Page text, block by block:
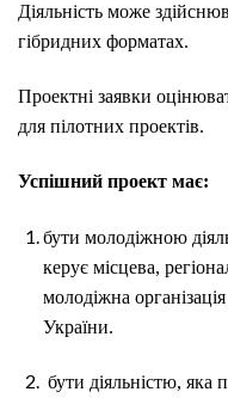
Діяльність може
гібридних форматах.
Проектні заявки
для пілотних проектів.
Успішний проект має:
бути молодіжною
керує місцева,
молодіжна
України.
бути діяльністю, яка